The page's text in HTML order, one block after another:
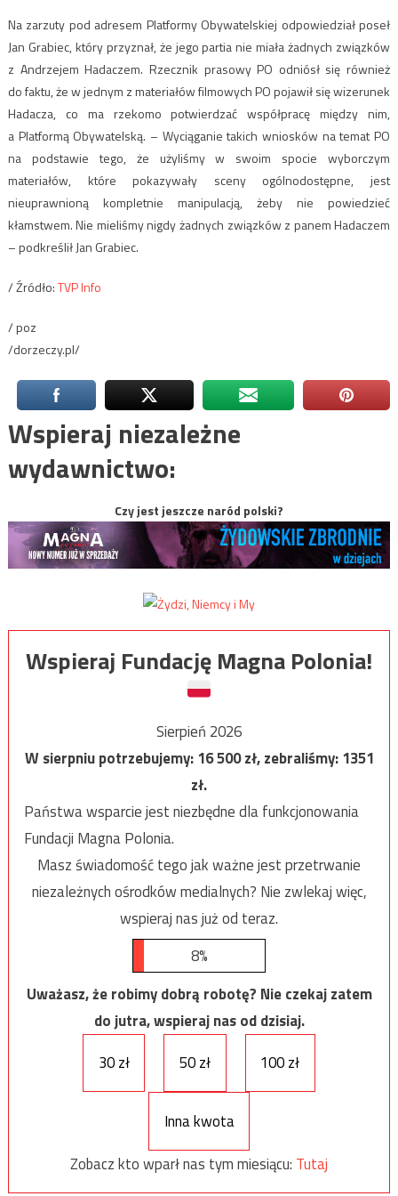
Na zarzuty pod adresem Platformy Obywatelskiej odpowiedział poseł
Jan Grabiec, który przyznał, że jego partia nie miała żadnych związków
z Andrzejem Hadaczem. Rzecznik prasowy PO odniósł się również
do faktu, że w jednym z materiałów filmowych PO pojawił się wizerunek
Hadacza, co ma rzekomo potwierdzać współpracę między nim,
a Platformą Obywatelską. – Wyciąganie takich wniosków na temat PO
na podstawie tego, że użyliśmy w swoim spocie wyborczym
materiałów, które pokazywały sceny ogólnodostępne, jest
nieuprawnioną kompletnie manipulacją, żeby nie powiedzieć
kłamstwem. Nie mieliśmy nigdy żadnych związków z panem Hadaczem
– podkreślił Jan Grabiec.
/ Źródło:TVP Info
/ poz
/dorzeczy.pl/
Wspieraj niezależne
wydawnictwo:
Czy jest jeszcze naród polski?
Wspieraj Fundację Magna Polonia!
Sierpień 2026
W sierpniu potrzebujemy:16 500zł, zebraliśmy:1351
zł.
Państwa wsparcie jest niezbędne dla funkcjonowania
Fundacji Magna Polonia.
Masz świadomość tego jak ważne jest przetrwanie
niezależnych ośrodków medialnych? Nie zwlekaj więc,
wspieraj nas już od teraz.
8%
Uważasz, że robimy dobrą robotę? Nie czekaj zatem
do jutra, wspieraj nas od dzisiaj.
30 zł
50 zł 100 zł
Inna kwota
Zobacz kto wparł nas tym miesiącu: Tutaj